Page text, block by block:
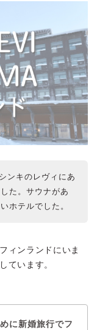
ンキのレヴィにあ
た。サウナがあ
ホテルでした。
ィンランドにいま
ています。
に新婚旅行でフ